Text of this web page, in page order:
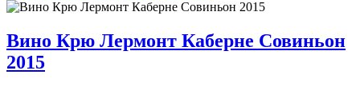
Вино Крю Лермонт Каберне Совиньон
2015